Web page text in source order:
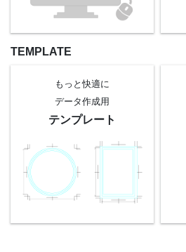
TEMPLATE
もっと快適に
データ作成用
テンプレート